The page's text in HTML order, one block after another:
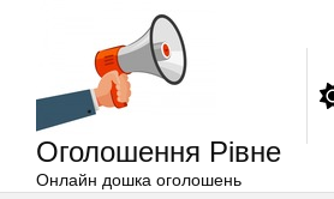
Оголошення Рівне
Онлайн дошка оголошень